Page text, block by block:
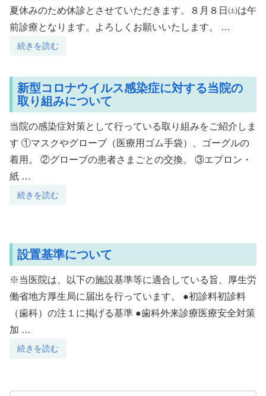
夏休みのため休診とさせていただきます。８月８日㈯は午
前診療となります。よろしくお願いいたします。 …
続きを読む
新型コロナウイルス感染症に対する当院の
取り組みについて
当院の感染症対策として行っている取り組みをご紹介しま
す ①マスクやグローブ（医療用ゴム手袋）、ゴーグルの
着用。 ②グローブの患者さまごとの交換。 ③エプロン・
紙 …
続きを読む
設置基準について
※当医院は、以下の施設基準等に適合している旨、厚生労
働省地方厚生局に届出を行っています。 ●初診料初診料
（歯科）の注１に掲げる基準 ●歯科外来診療医療安全対策
加 …
続きを読む